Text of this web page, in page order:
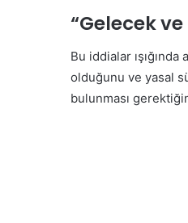
“Gelecek
Bu iddialar
olduğunu ve yasal
bulunması